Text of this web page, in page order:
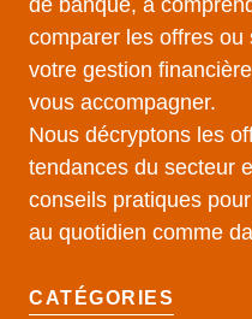
comparer les offres
votre gestion
vous accompagner.
Nous décryptons les
tendances du secteur
conseils pratiques
au quotidien comme
CATÉGORIES